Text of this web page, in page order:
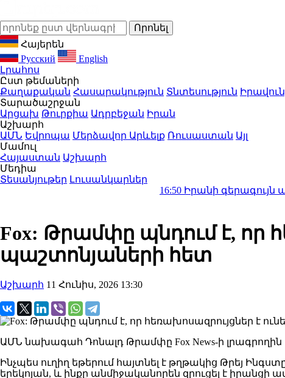
Հայերեն
Русский
English
Լրահոս
Ըստ թեմաների
Քաղաքական Հասարակություն Տնտեսություն
Տարածաշրջան
Արցախ Թուրքիա Ադրբեջան Իրան
Աշխարհ
ԱՄՆ Եվրոպա Մերձավոր Արևելք Ռուսաստան Այլ
Մամուլ
Հայաստան Աշխարհ
Մեդիա
Տեսանյութեր Լուսանկարներ
Իրանի գերագույն առաջնորդ
Fox: Թրամփը պնդում է, որ
պաշտոնյաների հետ
Աշխարհ 11 Հունիս, 2026 13:30
ԱՄՆ նախագահ Դոնալդ Թրամփը Fox News-ի
Ինչպես ուղիղ եթերում հայտնել է թղթակից Թրեյ
երեկոյան, և ինքը անմիջականորեն զրուցել է